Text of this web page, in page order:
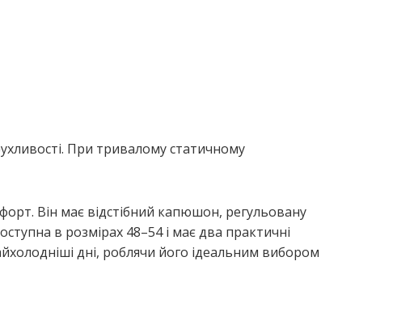
При три­ва­ло­му ста­ти­чно­му
Він має від­сті­бний капю­шон, регу­льо­ва­ну
в роз­мі­рах 48–54 і має два пра­кти­чні
дні, робля­чи його іде­аль­ним вибо­ром